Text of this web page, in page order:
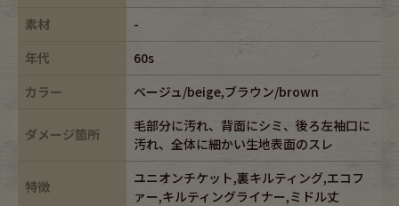
素材
-
年代
60s
カラー
ベージュ/beige,ブラウン/brown
ダメージ箇所
毛部分に汚れ、背面にシミ、後ろ左袖口に
汚れ、全体に細かい生地表面のスレ
特徴
ユニオンチケット,裏キルティング,エコフ
ァー,キルティングライナー,ミドル丈